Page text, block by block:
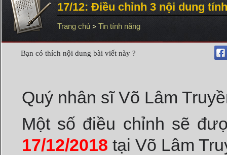
17/12: Điều chỉnh 3 nội dung
Trang chủ > Tin tính năng
Bạn có thích nội dung bài viết này ?
Quý nhân sĩ Võ Lâm
Một số điều chỉnh sẽ
17/12/2018 tại Võ Lâm